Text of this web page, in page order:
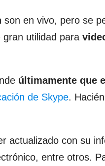
en vivo, pero se
utilidad para
últimamente que
de Skype.
actualizado con su
entre otros.